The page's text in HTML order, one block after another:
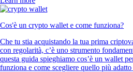
Cos'è un crypto wallet e come funziona?
Che tu stia acquistando la tua prima
con regolarità, c’è uno strumento
questa guida spieghiamo cos’è un wallet
funziona e come scegliere quello più adatto